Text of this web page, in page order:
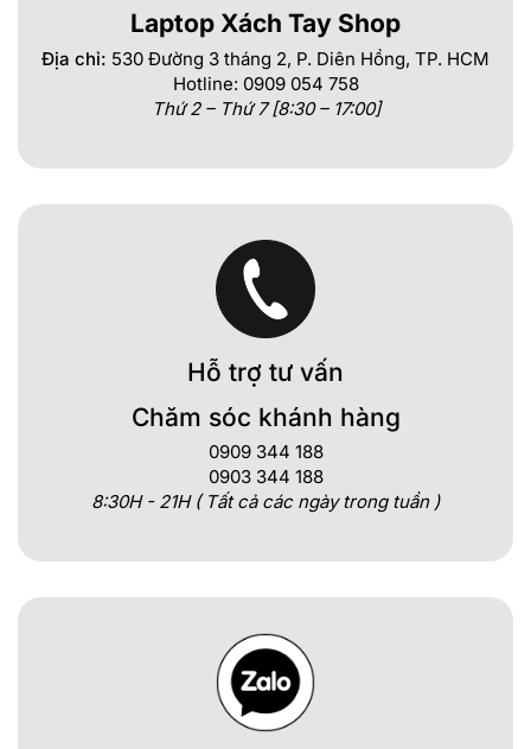
Laptop Xách Tay Shop
Địa chỉ: 530 Đường 3 tháng 2, P. Diên Hồng, TP. HCM
Hotline: 0909 054 758
Thứ 2 – Thứ 7 [8:30 – 17:00]
Hỗ trợ tư vấn
Chăm sóc khánh hàng
0909 344 188
0903 344 188
8:30H - 21H ( Tất cả các ngày trong tuần )